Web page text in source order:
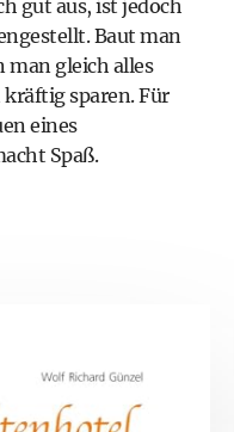
gut aus, ist jedoch
Baut man
man gleich alles
sparen. Für
eines
Spaß.